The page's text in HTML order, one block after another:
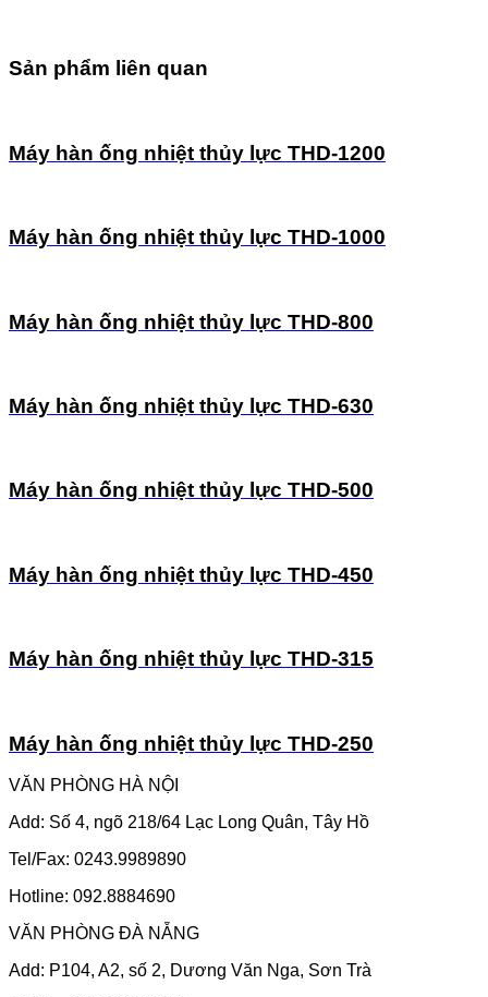
Sản phẩm liên quan
Máy hàn ống nhiệt thủy lực THD-1200
Máy hàn ống nhiệt thủy lực THD-1000
Máy hàn ống nhiệt thủy lực THD-800
Máy hàn ống nhiệt thủy lực THD-630
Máy hàn ống nhiệt thủy lực THD-500
Máy hàn ống nhiệt thủy lực THD-450
Máy hàn ống nhiệt thủy lực THD-315
Máy hàn ống nhiệt thủy lực THD-250
VĂN PHÒNG HÀ NỘI
Add: Số 4, ngõ 218/64 Lạc Long Quân, Tây Hồ
Tel/Fax: 0243.9989890
Hotline: 092.8884690
VĂN PHÒNG ĐÀ NẴNG
Add: P104, A2, số 2, Dương Văn Nga, Sơn Trà